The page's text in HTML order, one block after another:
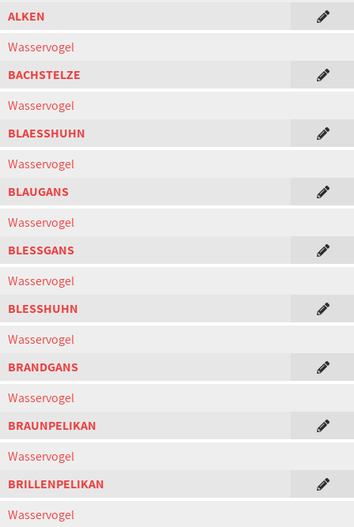
ALKEN
Wasservogel
BACHSTELZE
Wasservogel
BLAESSHUHN
Wasservogel
BLAUGANS
Wasservogel
BLESSGANS
Wasservogel
BLESSHUHN
Wasservogel
BRANDGANS
Wasservogel
BRAUNPELIKAN
Wasservogel
BRILLENPELIKAN
Wasservogel